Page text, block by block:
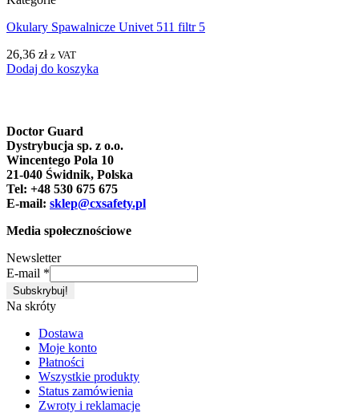
Okulary Spawalnicze Univet 511 filtr 5
26,36 zł z VAT
Dodaj do koszyka
Doctor Guard
Dystrybucja sp. z o.o.
Wincentego Pola 10
21-040 Świdnik, Polska
Tel: +48 530 675 675
E-mail: sklep@cxsafety.pl
Media społecznościowe
Newsletter
E-mail *
Na skróty
Dostawa
Moje konto
Płatności
Wszystkie produkty
Status zamówienia
Zwroty i reklamacje